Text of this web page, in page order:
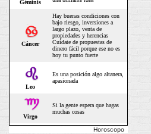
Horoscopo